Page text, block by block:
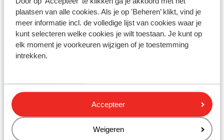
plaatsen van alle cookies. Als je op 'Beheren’ klikt, vind je
meer informatie incl. de volledige lijst van cookies waar je
kunt selecteren welke cookies je wilt toestaan. Je kunt op
elk moment je voorkeuren wijzigen of je toestemming
intrekken.
Accepteer
Weigeren
Partez en vacances avec Sunweb !
Offres Dernière Chance